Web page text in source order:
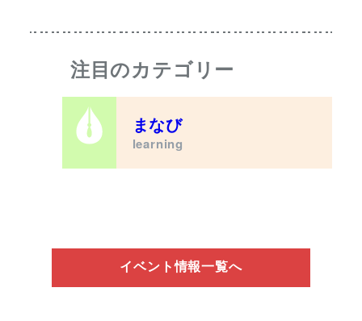
注目のカテゴリー
まなび
learning
イベント情報一覧へ